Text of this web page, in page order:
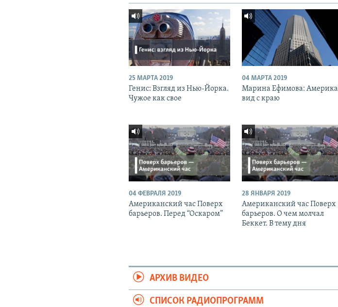
25 МАРТА 2019
Генис: Взгляд из Нью-Йорка.
Чужое как свое
04 МАРТА 2019
Марина Ефимова: Америка
вид с краю
04 ФЕВРАЛЯ 2019
Американский час Поверх
барьеров. Перед “Оскаром”
28 ЯНВАРЯ 2019
Американский час Поверх
барьеров. О чем молчал
Беккет. В тему дня
АРХИВ ВИДЕО
СПИСОК РАДИОПРОГРАММ